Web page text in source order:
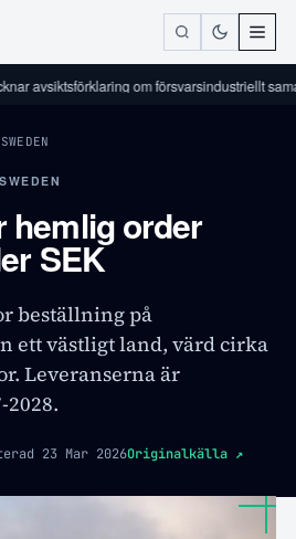
om försvarsindustriellt samarbete/
SWEDEN
hemlig order
SEK
beställning på
ett västligt land, värd cirka
Leveranserna är
23 Mar 2026Originalkälla ↗